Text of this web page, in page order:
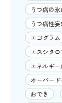
うつ病の
うつ病性妄
エゴグラム
エスシタ
エネルギー
オーバード
おでき